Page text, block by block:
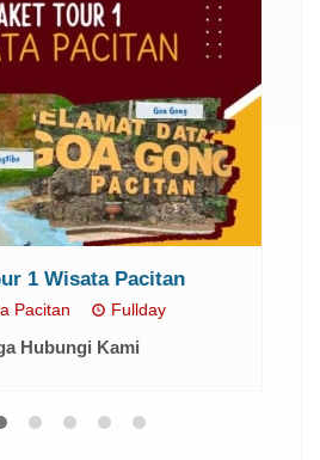
1 Wisata Pacitan
Pacitan Fullday
Hubungi Kami